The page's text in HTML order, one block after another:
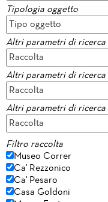
Tipologia oggetto
Altri parametri di ricerca
Altri parametri di ricerca
Altri parametri di ricerca
Filtro raccolta
Museo Correr
Ca' Rezzonico
Ca' Pesaro
Casa Goldoni